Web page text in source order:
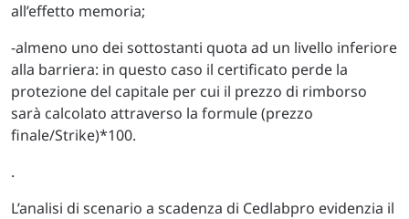
all’effetto memoria;
-almeno uno dei sottostanti quota ad un livello inferiore
alla barriera: in questo caso il certificato perde la
protezione del capitale per cui il prezzo di rimborso
sarà calcolato attraverso la formule (prezzo
finale/Strike)*100.
.
L’analisi di scenario a scadenza di Cedlabpro evidenzia il